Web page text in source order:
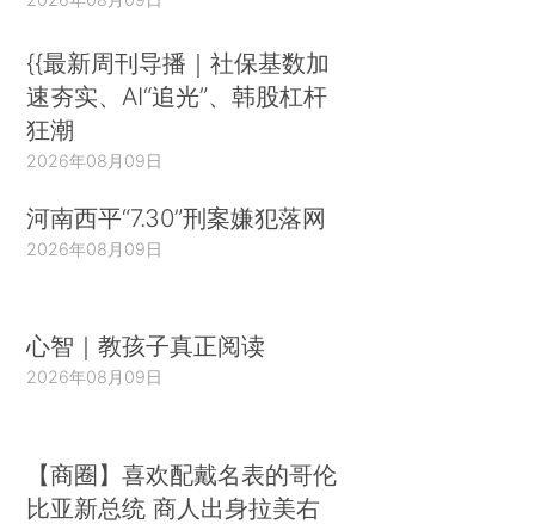
{{最新周刊导播｜社保基数加
速夯实、AI“追光”、韩股杠杆
狂潮
2026年08月09日
河南西平“7.30”刑案嫌犯落网
2026年08月09日
心智｜教孩子真正阅读
2026年08月09日
【商圈】喜欢配戴名表的哥伦
比亚新总统 商人出身拉美右